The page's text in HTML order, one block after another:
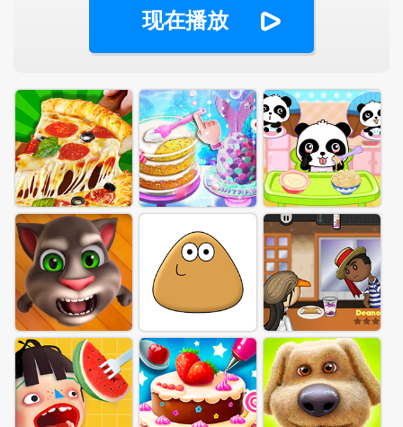
现在播放